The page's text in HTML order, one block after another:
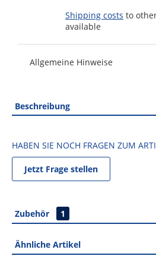
Shipping costs to
available
Allgemeine Hinweise
Beschreibung
HABEN SIE NOCH FRAGEN ZUM
Jetzt Frage stellen
Zubehör 1
Ähnliche Artikel